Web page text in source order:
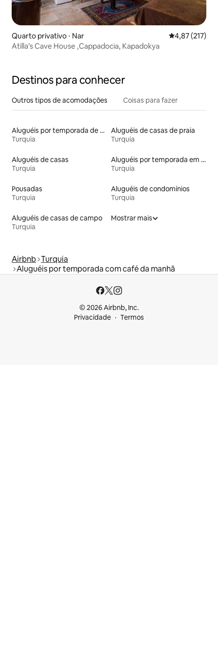
Quarto privativo ⋅ Nar 4,87 de uma
4,87 (217)
Atilla’s Cave House ,Cappadocia, Kapadokya
Destinos para conhecer
Outros tipos de acomodações Coisas para fazer
Aluguéis por temporada de acomodações de luxo
Turquia
Aluguéis de casas de praia
Turquia
Aluguéis de casas
Turquia
Aluguéis por temporada em resorts
Turquia
Pousadas
Turquia
Aluguéis de condomínios
Turquia
Aluguéis de casas de campo
Turquia
Mostrar mais
Airbnb Turquia
Aluguéis por temporada com café da manhã
© 2026 Airbnb, Inc.
Privacidade
Termos